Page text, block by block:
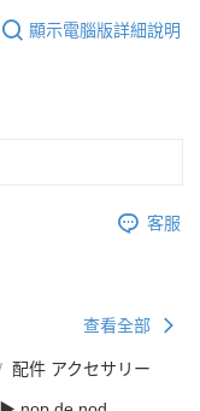
顯示電腦版詳細說明
客服
查看全部
配件 アクセサリー